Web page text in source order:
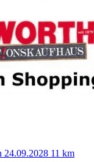
24.09.2028 11 km